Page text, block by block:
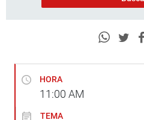
HORA
11:00 AM
TEMA